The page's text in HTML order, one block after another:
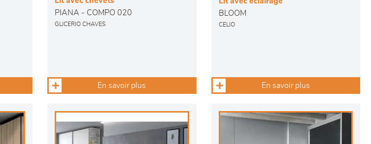
PIANA - COMPO 020
GLICERIO CHAVES
En savoir plus
BLOOM
CELIO
En savoir plus